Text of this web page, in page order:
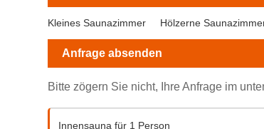
Kleines Saunazimmer Hölzerne
Anfrage absenden
Bitte zögern Sie nicht, Ihre Anfrage im